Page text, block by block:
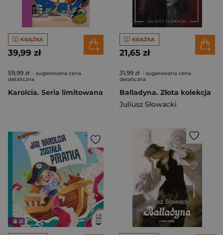
KSIĄŻKA
39,99 zł
59,99 zł - sugerowana cena
detaliczna
Karolcia. Seria limitowana
KSIĄŻKA
21,65 zł
31,99 zł - sugerowana cena
detaliczna
Balladyna. Złota kolekcja
Juliusz Słowacki